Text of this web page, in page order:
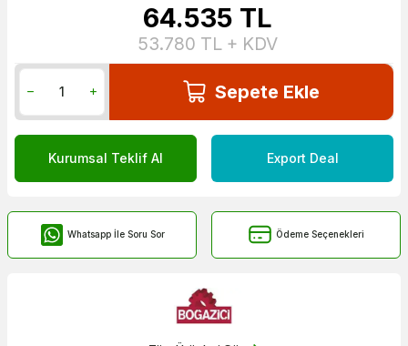
64.535 TL
53.780 TL + KDV
Sepete Ekle
Kurumsal Teklif Al Export Deal
Whatsapp İle Soru Sor Ödeme Seçenekleri